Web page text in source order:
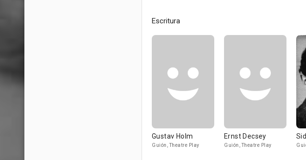
Escritura
Gustav Holm
Guión, Theatre Play
Ernst Decsey
Guión, Theatre Play